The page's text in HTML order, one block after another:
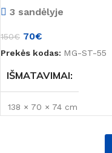
SPALVA
PREKĖS ŽENKLAS
Montana
3 sandėlyje
150€ 70€
Prekės kodas: MG-ST-55
IŠMATAVIMAI
138 × 70 × 74 cm